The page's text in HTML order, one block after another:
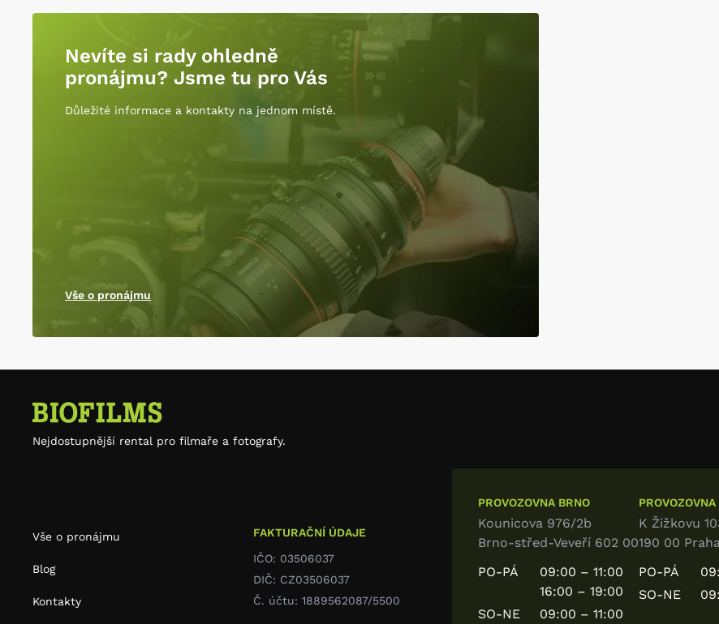
Nevíte si rady ohledně
pronájmu? Jsme tu pro Vás
Důležité informace a kontakty na jednom místě.
Vše o pronájmu
Nejdostupnější rental pro filmaře a fotografy.
Vše o pronájmu
Blog
Kontakty
FAKTURAČNÍ ÚDAJE
IČO: 03506037
DIČ: CZ03506037
Č. účtu: 1889562087/5500
PROVOZOVNA BRNO
Kounicova 976/2b
Brno-střed-Veveří 602 00
PO-PÁ
09:00 – 11:00
16:00 – 19:00
SO-NE
09:00 – 11:00
K Žižkovu
190 00
PO-PÁ
SO-NE